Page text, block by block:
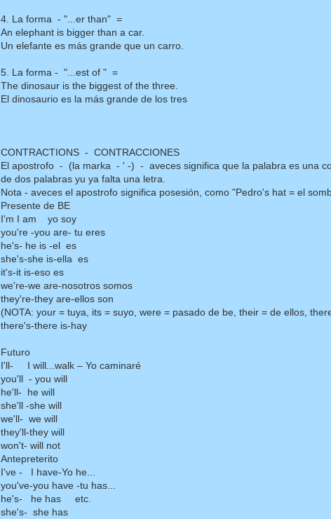
4. La forma - "...er than" =
An elephant is bigger than a car.
Un elefante es más grande que un carro.
5. La forma - "...est of " =
The dinosaur is the biggest of the three.
El dinosaurio es la más grande de los tres
CONTRACTIONS - CONTRACCIONES
El apostrofo - (la marka - ' -) - aveces significa que la palabra es una
de dos palabras yu ya falta una letra.
Nota - aveces el apostrofo significa posesión, como "Pedro's hat = el
Presente de BE
I'm I am yo soy
you're -you are- tu eres
he's- he is -el es
she's-she is-ella es
it's-it is-eso es
we're-we are-nosotros somos
they're-they are-ellos son
(NOTA: your = tuya, its = suyo, were = pasado de be, their = de ellos,
there's-there is-hay
Futuro
I'll- I will...walk – Yo caminaré
you'll - you will
he'll- he will
she'll -she will
we'll- we will
they'll-they will
won't- will not
Antepreterito
I've - I have-Yo he...
you've-you have -tu has...
he's- he has etc.
she's- she has